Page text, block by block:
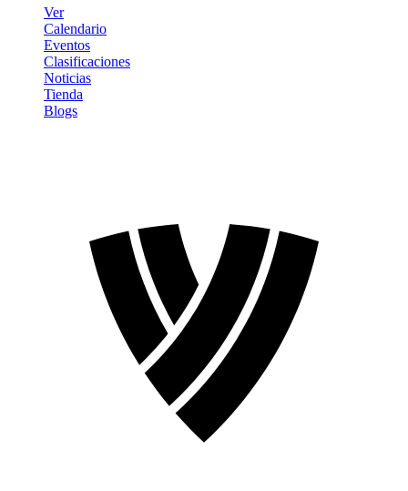
Ver
Calendario
Eventos
Clasificaciones
Noticias
Tienda
Blogs